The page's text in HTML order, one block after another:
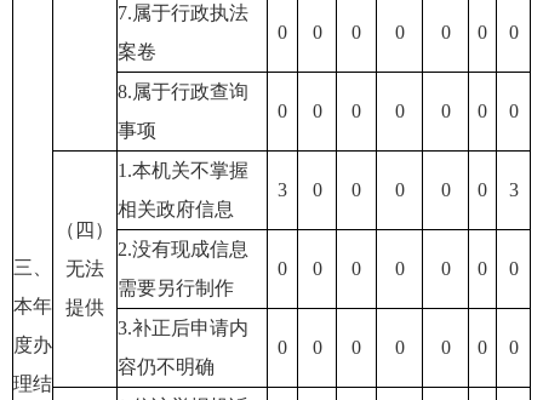
三、
本年
度办
理结
7.属于行政执法
案卷
0 0 0 0 0 0 0
8.属于行政查询
事项
0 0 0 0 0 0 0
（四）
无法
提供
1.本机关不掌握
相关政府信息
3 0 0 0 0 0 3
2.没有现成信息
需要另行制作
0 0 0 0 0 0 0
3.补正后申请内
容仍不明确
0 0 0 0 0 0 0